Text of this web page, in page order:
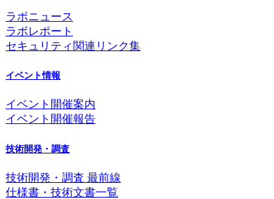
ラボニュース
ラボレポート
セキュリティ関連リンク集
イベント情報
イベント開催案内
イベント開催報告
技術開発・調査
技術開発・調査 最前線
仕様書・技術文書一覧